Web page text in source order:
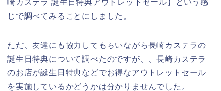
崎カステラ 誕生日特典アウトレットセール】という感
じで調べてみることにしました。
ただ、友達にも協力してもらいながら長崎カステラの
誕生日特典について調べたのですが、、長崎カステラ
のお店が誕生日特典などでお得なアウトレットセール
を実施しているかどうかは分かりませんでした。